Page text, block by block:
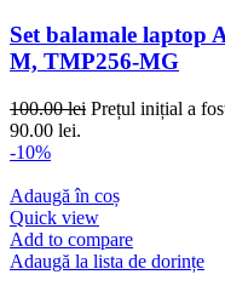
Set balamale laptop
M, TMP256-MG
100.00lei Prețul inițial a
90.00 lei.
-10%
Adaugă în coș
Quick view
Add to compare
Adaugă la lista de dorințe